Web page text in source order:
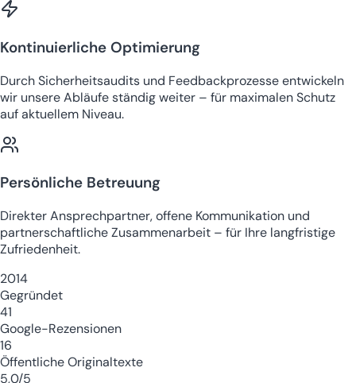
Kontinuierliche Optimierung
Durch Sicherheitsaudits und Feedbackprozesse entwickeln
wir unsere Abläufe ständig weiter – für maximalen Schutz
auf aktuellem Niveau.
Persönliche Betreuung
Direkter Ansprechpartner, offene Kommunikation und
partnerschaftliche Zusammenarbeit – für Ihre langfristige
Zufriedenheit.
2014
Gegründet
41
Google-Rezensionen
16
Öffentliche Originaltexte
5,0/5